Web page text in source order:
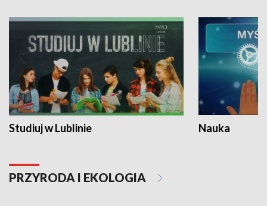
Studiuj w Lublinie Nauka
PRZYRODA I EKOLOGIA